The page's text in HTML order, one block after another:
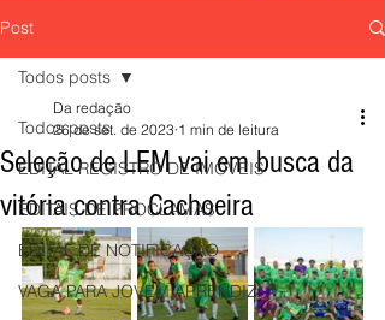
Post
Todos posts
EDITAL REGISTRO DE IMÓVEIS
EDITAIS DE PROCLAMAS
EDITAL DE NOTIFICAÇÃO
VAGA PARA JOVEM APRENDIZ
Todos posts
Seleção de LEM vai em busca da
vitória contra Cachoeira
Da redação
26 de set. de 2023 1 min de leitura